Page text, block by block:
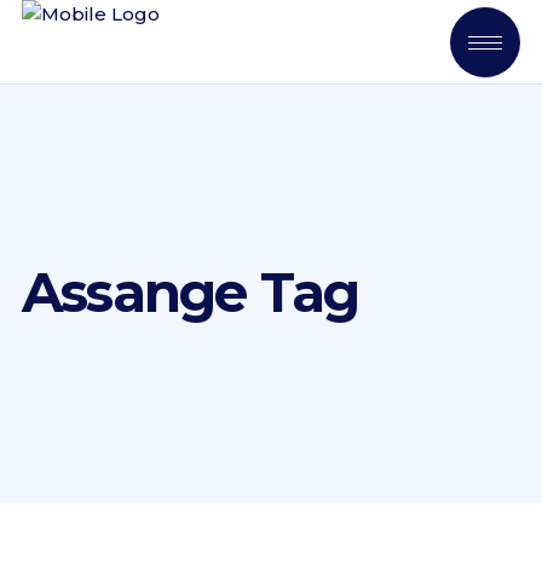
Assange Tag